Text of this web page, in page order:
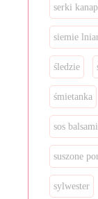
serki
siemie
śledzie
śmietanka
sos
suszone
sylwester